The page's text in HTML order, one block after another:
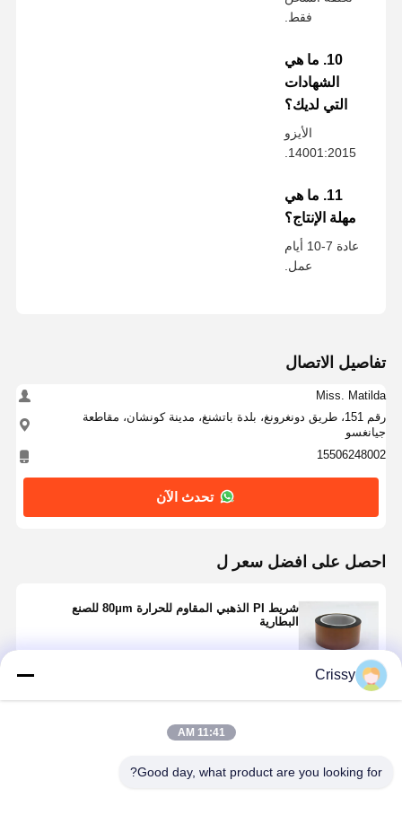
فقط.
10. ما هي
الشهادات
التي لديك؟
الأيزو
14001:2015.
11. ما هي
مهلة الإنتاج؟
عادة 7-10 أيام
عمل.
تفاصيل الاتصال
Miss. Matilda
رقم 151، طريق دونغرونغ، بلدة باتشنغ، مدينة كونشان، مقاطعة
جيانغسو
15506248002
تحدث الآن
احصل على افضل سعر ل
شريط PI الذهبي المقاوم للحرارة 80μm للصنع
البطارية
استمر
Crissy
11:41 AM
Good day, what product are you looking for?